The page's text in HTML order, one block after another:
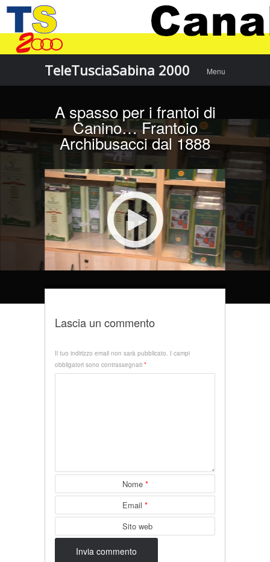
TeleTusciaSabina 2000
content
Menu
A spasso per i frantoi di
Canino… Frantoio
Archibusacci dal 1888
Lascia un commento
Il tuo indirizzo email non sarà pubblicato. I campi
obbligatori sono contrassegnati *
Nome *
Email *
Sito web